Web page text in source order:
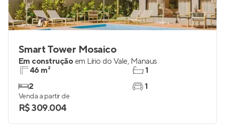
Smart Tower Mosaico
Em construção em Lírio do Vale, Manaus
46 m²
2
1
1
Venda a partir de
R$ 309.004